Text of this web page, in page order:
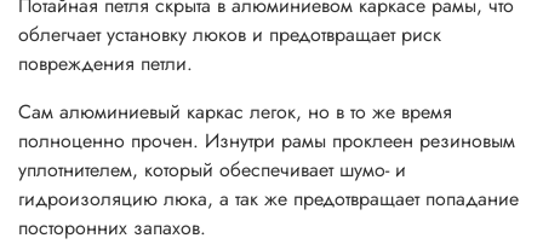
облегчает установку люков и предотвращает риск
повреждения петли.
Сам алюминиевый каркас легок, но в то же время
полноценно прочен. Изнутри рамы проклеен резиновым
уплотнителем, который обеспечивает шумо- и
гидроизоляцию люка, а так же предотвращает попадание
посторонних запахов.